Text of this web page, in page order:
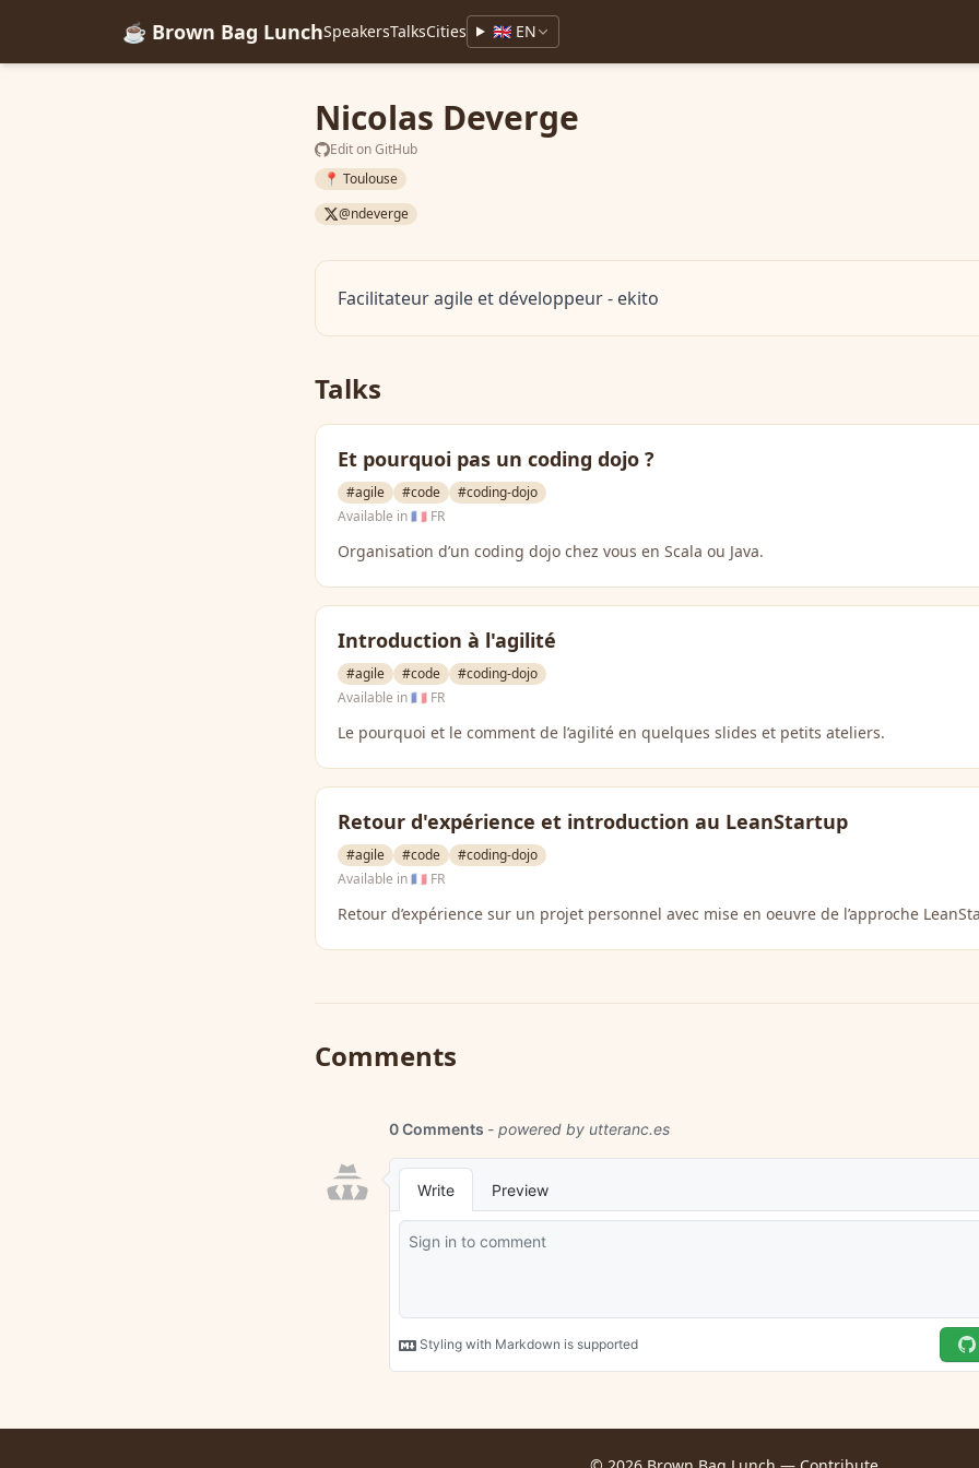
☕ Brown Bag LunchSpeakersTalksCities 🇬🇧 EN
Nicolas Deverge
Edit on GitHub
📍 Toulouse
@ndeverge
Facilitateur agile et développeur - ekito
Talks
Et pourquoi pas un coding dojo ?
#agile #code
#coding-dojo
Available in🇫🇷 FR
Organisation d’un coding dojo chez vous en Scala ou Java.
Introduction à l'agilité
#agile #code
#coding-dojo
Available in🇫🇷 FR
Le pourquoi et le comment de l’agilité en quelques slides et petits ateliers.
Retour d'expérience et introduction au LeanStartup
#agile #code
#coding-dojo
Available in🇫🇷 FR
Retour d’expérience sur un projet personnel avec mise en oeuvre de l’approche
Comments